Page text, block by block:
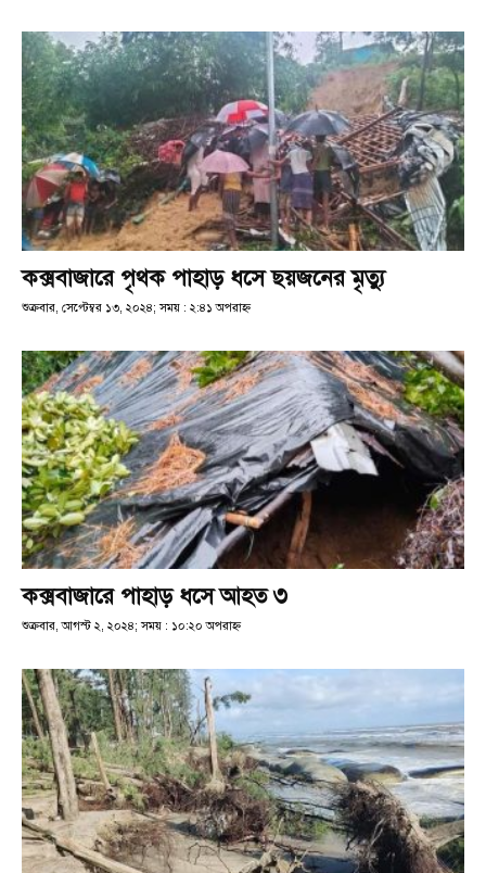
কক্সবাজারে পৃথক পাহাড় ধসে ছয়জনের মৃত্যু
শুক্রবার, সেপ্টেম্বর ১৩, ২০২৪; সময় : ২:৪১ অপরাহ্ণ
কক্সবাজারে পাহাড় ধসে আহত ৩
শুক্রবার, আগস্ট ২, ২০২৪; সময় : ১০:২০ অপরাহ্ণ